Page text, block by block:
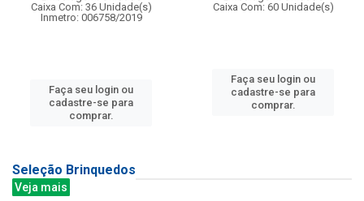
Caixa Com: 36 Unidade(s)
Inmetro: 006758/2019
Faça seu login ou
cadastre-se para
comprar.
Caixa Com: 60 Unidade(s)
Faça seu login ou
cadastre-se para
comprar.
Seleção Brinquedos
Veja mais